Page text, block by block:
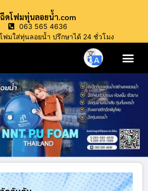
ฉีดโฟมทุ่นลอยน้ำ.com
063 565 4636
ฟมใส่ทุ่นลอยน้ำ ปรึกษาได้ 24 ชั่วโมง